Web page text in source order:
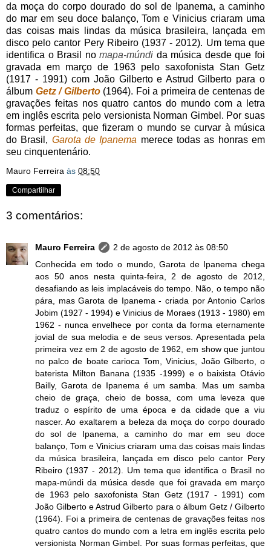
da moça do corpo dourado do sol de Ipanema, a caminho
do mar em seu doce balanço, Tom e Vinicius criaram uma
das coisas mais lindas da música brasileira, lançada em
disco pelo cantor Pery Ribeiro (1937 - 2012). Um tema que
identifica o Brasil nomapa-múndi da música desde que foi
gravada em março de 1963 pelo saxofonista Stan Getz
(1917 - 1991) com João Gilberto e Astrud Gilberto para o
álbum Getz / Gilberto(1964). Foi a primeira de centenas de
gravações feitas nos quatro cantos do mundo com a letra
em inglês escrita pelo versionista Norman Gimbel. Por suas
formas perfeitas, que fizeram o mundo se curvar à música
do Brasil, Garota de Ipanema merece todas as honras em
seu cinquentenário.
Mauro Ferreira às 08:50
Compartilhar
3 comentários:
Mauro Ferreira
2 de agosto de 2012 às 08:50
Conhecida em todo o mundo, Garota de Ipanema chega
aos 50 anos nesta quinta-feira, 2 de agosto de 2012,
desafiando as leis implacáveis do tempo. Não, o tempo não
pára, mas Garota de Ipanema - criada por Antonio Carlos
Jobim (1927 - 1994) e Vinicius de Moraes (1913 - 1980) em
1962 - nunca envelhece por conta da forma eternamente
jovial de sua melodia e de seus versos. Apresentada pela
primeira vez em 2 de agosto de 1962, em show que juntou
no palco de boate carioca Tom, Vinicius, João Gilberto, o
baterista Milton Banana (1935 -1999) e o baixista Otávio
Bailly, Garota de Ipanema é um samba. Mas um samba
cheio de graça, cheio de bossa, com uma leveza que
traduz o espírito de uma época e da cidade que a viu
nascer. Ao exaltarem a beleza da moça do corpo dourado
do sol de Ipanema, a caminho do mar em seu doce
balanço, Tom e Vinicius criaram uma das coisas mais lindas
da música brasileira, lançada em disco pelo cantor Pery
Ribeiro (1937 - 2012). Um tema que identifica o Brasil no
mapa-múndi da música desde que foi gravada em março
de 1963 pelo saxofonista Stan Getz (1917 - 1991) com
João Gilberto e Astrud Gilberto para o álbum Getz / Gilberto
(1964). Foi a primeira de centenas de gravações feitas nos
quatro cantos do mundo com a letra em inglês escrita pelo
versionista Norman Gimbel. Por suas formas perfeitas, que